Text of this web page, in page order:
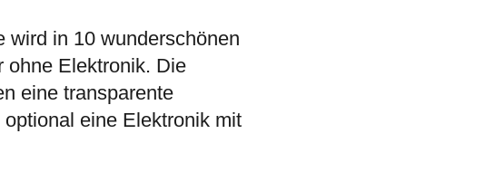
wird in 10 wunderschönen
ohne Elektronik. Die
eine transparente
eine Elektronik mit